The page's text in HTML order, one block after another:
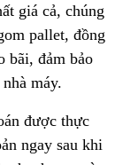
giá cả, chúng
pallet, đồng
bãi, đảm bảo
máy.
được thực
ngay sau khi